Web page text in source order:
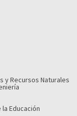
y Recursos Naturales
Educación